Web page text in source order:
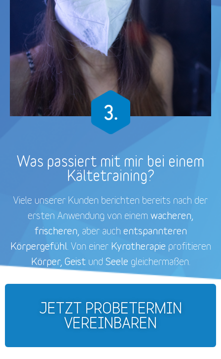
Was passiert mit mir bei einem
Kältetraining?
Viele unserer Kunden berichten bereits nach der
ersten Anwendung von einem wacheren,
frischeren, aber auch entspannteren
Körpergefühl. Von einer Kyrotherapie profitieren
Körper, Geistund Seele gleichermaßen.
JETZT PROBETERMIN
VEREINBAREN